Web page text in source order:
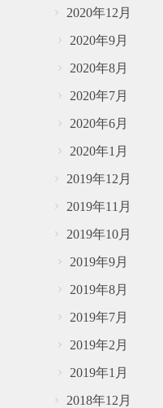
2020年12月
2020年9月
2020年8月
2020年7月
2020年6月
2020年1月
2019年12月
2019年11月
2019年10月
2019年9月
2019年8月
2019年7月
2019年2月
2019年1月
2018年12月